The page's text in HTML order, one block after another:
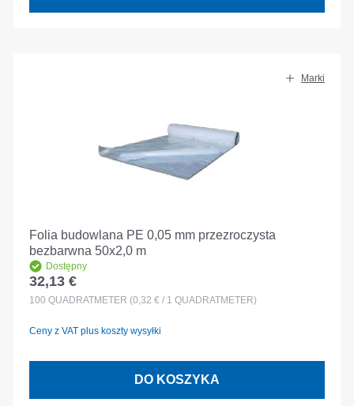
Marki
Folia budowlana PE 0,05 mm przezroczysta
bezbarwna 50x2,0 m
Dostępny
Cena regularna:
32,13 €
100 QUADRATMETER (0,32 € / 1 QUADRATMETER)
Ceny z VAT plus koszty wysyłki
DO KOSZYKA